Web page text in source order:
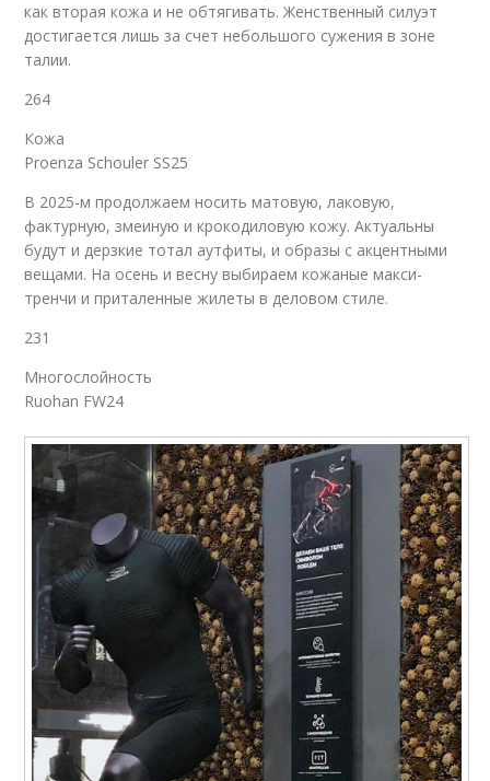
как вторая кожа и не обтягивать. Женственный силуэт
достигается лишь за счет небольшого сужения в зоне
талии.
264
Кожа
Proenza Schouler SS25
В 2025-м продолжаем носить матовую, лаковую,
фактурную, змеиную и крокодиловую кожу. Актуальны
будут и дерзкие тотал аутфиты, и образы с акцентными
вещами. На осень и весну выбираем кожаные макси-
тренчи и приталенные жилеты в деловом стиле.
231
Многослойность
Ruohan FW24